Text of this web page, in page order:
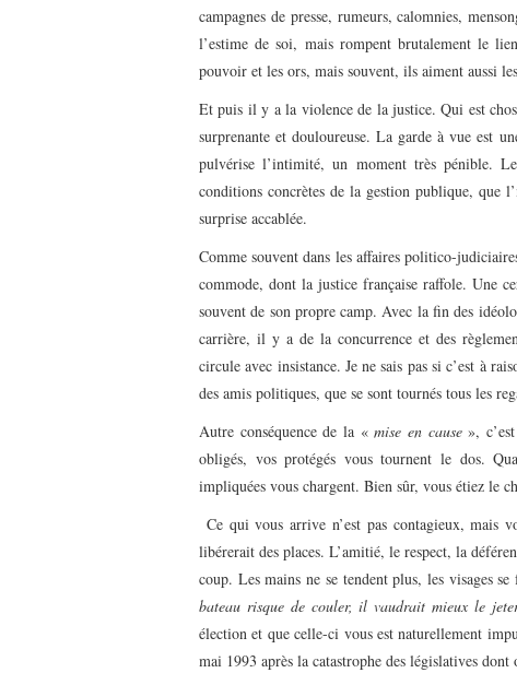
campagnes de presse, rumeurs, calomnies,
l’estime de soi, mais rompent brutalement le
pouvoir et les ors, mais souvent, ils aiment aussi
Et puis il y a la violence de la justice. Qui est
surprenante et douloureuse. La garde à vue est
pulvérise l’intimité, un moment très pénible.
conditions concrètes de la gestion publique, que
surprise accablée.
Comme souvent dans les affaires politico-
commode, dont la justice française raffole. Une
souvent de son propre camp. Avec la fin des
carrière, il y a de la concurrence et des
circule avec insistance. Je ne sais pas si c’est à
des amis politiques, que se sont tournés tous les
Autre conséquence de la «mise en cause», c’est
obligés, vos protégés vous tournent le dos.
impliquées vous chargent. Bien sûr, vous étiez le
Ce qui vous arrive n’est pas contagieux, mais
libérerait des places. L’amitié, le respect, la
coup. Les mains ne se tendent plus, les visages
bateau risque de couler, il vaudrait mieux le
élection et que celle-ci vous est naturellement
mai 1993 après la catastrophe des législatives dont